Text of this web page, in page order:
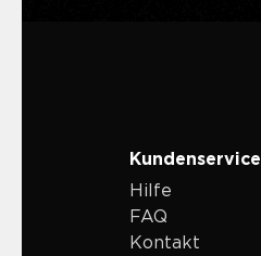
Kundenservice
Hilfe
FAQ
Kontakt